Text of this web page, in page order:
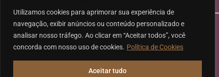
Utilizamos cookies para aprimorar sua experiência de
navegação, exibir anúncios ou conteúdo personalizado e
analisar nosso tráfego. Ao clicar em “Aceitar todos”, você
concorda com nosso uso de cookies. Política de Cookies
Aceitar tudo
Ⓒ 2026 - Todos os direitos reservados à Karpat Sociedade de
Advogados | CNPJ: 11.317.840/0001-07